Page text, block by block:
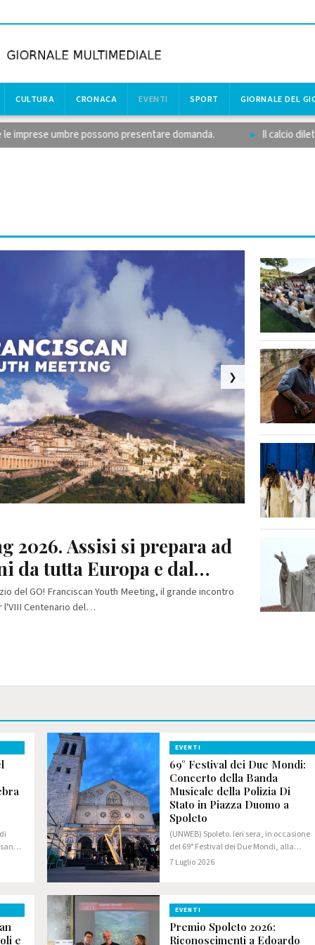
CULTURA CRONACA EVENTI SPORT GIORNALE DEL
umbre possono presentare domanda. Il calcio
❯
il via Festivello (30
clubbing tra le mura
EVENTI
69° Festival dei Due Mondi:
Concerto della Banda
Musicale della Polizia Di
Stato in Piazza Duomo a
Spoleto
(UNWEB) Spoleto. Ieri sera, in occasione
del 69° Festival dei Due Mondi, alla
presenza del Capo della Polizia –
7 Luglio 2026
e
EVENTI
Premio Spoleto 2026:
Riconoscimenti a Edoardo